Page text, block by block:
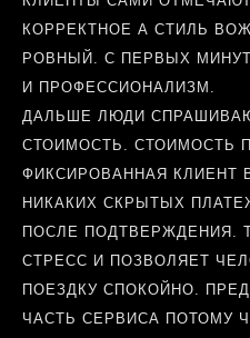
КОРРЕКТНОЕ А СТИЛЬ
РОВНЫЙ. С ПЕРВЫХ
И ПРОФЕССИОНАЛИЗМ.
ДАЛЬШЕ ЛЮДИ
СТОИМОСТЬ. СТОИМОСТЬ
ФИКСИРОВАННАЯ КЛИЕНТ
НИКАКИХ СКРЫТЫХ
ПОСЛЕ ПОДТВЕРЖДЕНИЯ.
СТРЕСС И ПОЗВОЛЯЕТ
ПОЕЗДКУ СПОКОЙНО.
ЧАСТЬ СЕРВИСА ПОТОМУ